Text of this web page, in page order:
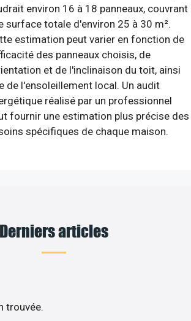
environ 16 à 18 panneaux, couvrant
surface totale d'environ 25 à 30 m².
estimation peut varier en fonction de
des panneaux choisis, de
et de l'inclinaison du toit, ainsi
de l'ensoleillement local. Un audit
réalisé par un professionnel
fournir une estimation plus précise des
spécifiques de chaque maison.
Derniers articles
trouvée.